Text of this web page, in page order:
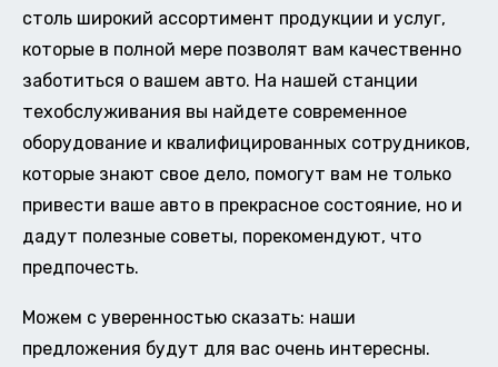
столь широкий ассортимент продукции и услуг,
которые в полной мере позволят вам качественно
заботиться о вашем авто. На нашей станции
техобслуживания вы найдете современное
оборудование и квалифицированных сотрудников,
которые знают свое дело, помогут вам не только
привести ваше авто в прекрасное состояние, но и
дадут полезные советы, порекомендуют, что
предпочесть.
Можем с уверенностью сказать: наши
предложения будут для вас очень интересны.